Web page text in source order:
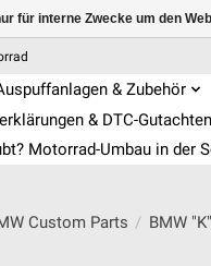
& Zubehör
& DTC-Gutachten
Motorrad-Umbau in der
Custom Parts / BMW
für interne Zwecke um den